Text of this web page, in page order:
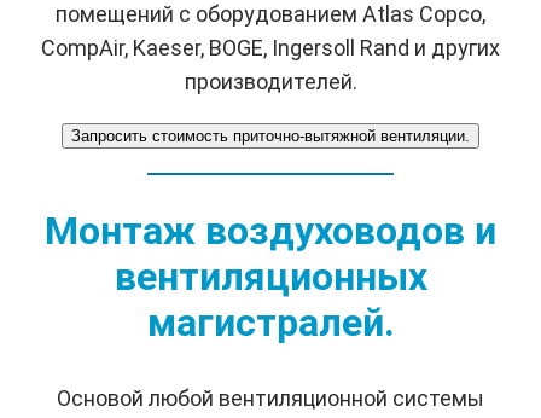
помещений с оборудованием Atlas Copco,
CompAir, Kaeser, BOGE, Ingersoll Rand и других
производителей.
Запросить стоимость приточно-вытяжной вентиляции.
Монтаж воздуховодов и
вентиляционных
магистралей.
Основой любой вентиляционной системы